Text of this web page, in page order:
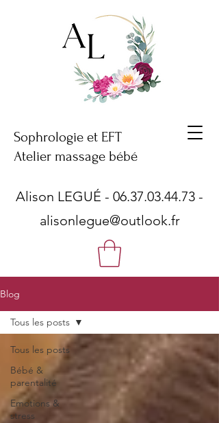
Sophrologie et EFT
Atelier massage bébé
Alison LEGUÉ - 06.37.03.44.73 -
alisonlegue@outlook.fr
Blog
Tous les posts
Bébé &
parentalité
Emotions &
stress
Tous les posts